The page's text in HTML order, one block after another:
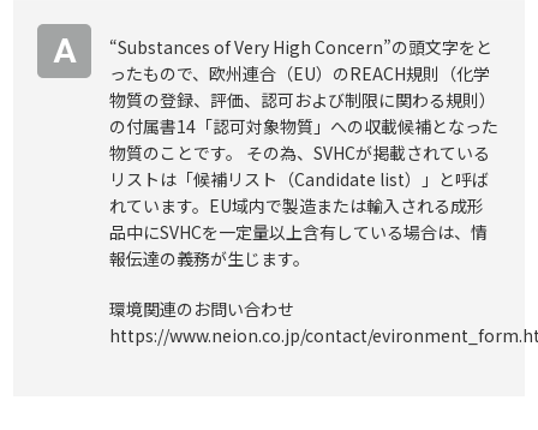
ダウンロード 会社情報
NEION Blog
A
“Substances of Very High Concern”の頭文字をと
ったもので、欧州連合（EU）のREACH規則（化学
物質の登録、評価、認可および制限に関わる規則）
の付属書14「認可対象物質」への収載候補となった
物質のことです。 その為、SVHCが掲載されている
リストは「候補リスト（Candidate list）」と呼ば
れています。EU域内で製造または輸入される成形
品中にSVHCを一定量以上含有している場合は、情
報伝達の義務が生じます。
環境関連のお問い合わせ
https://www.neion.co.jp/contact/